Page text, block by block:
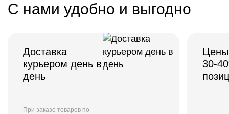
С нами удобно и выгодно
Доставка
курьером день в
день
При заказе товаров по
30-